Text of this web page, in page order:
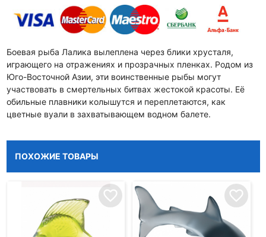
Боевая рыба Лалика вылеплена через блики хрусталя,
играющего на отражениях и прозрачных пленках. Родом из
Юго-Восточной Азии, эти воинственные рыбы могут
участвовать в смертельных битвах жестокой красоты. Её
обильные плавники колышутся и переплетаются, как
цветные вуали в захватывающем водном балете.
ПОХОЖИЕ ТОВАРЫ
favorite_border favorite_border